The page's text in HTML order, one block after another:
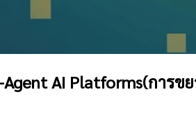
Agent AI Platforms(กา